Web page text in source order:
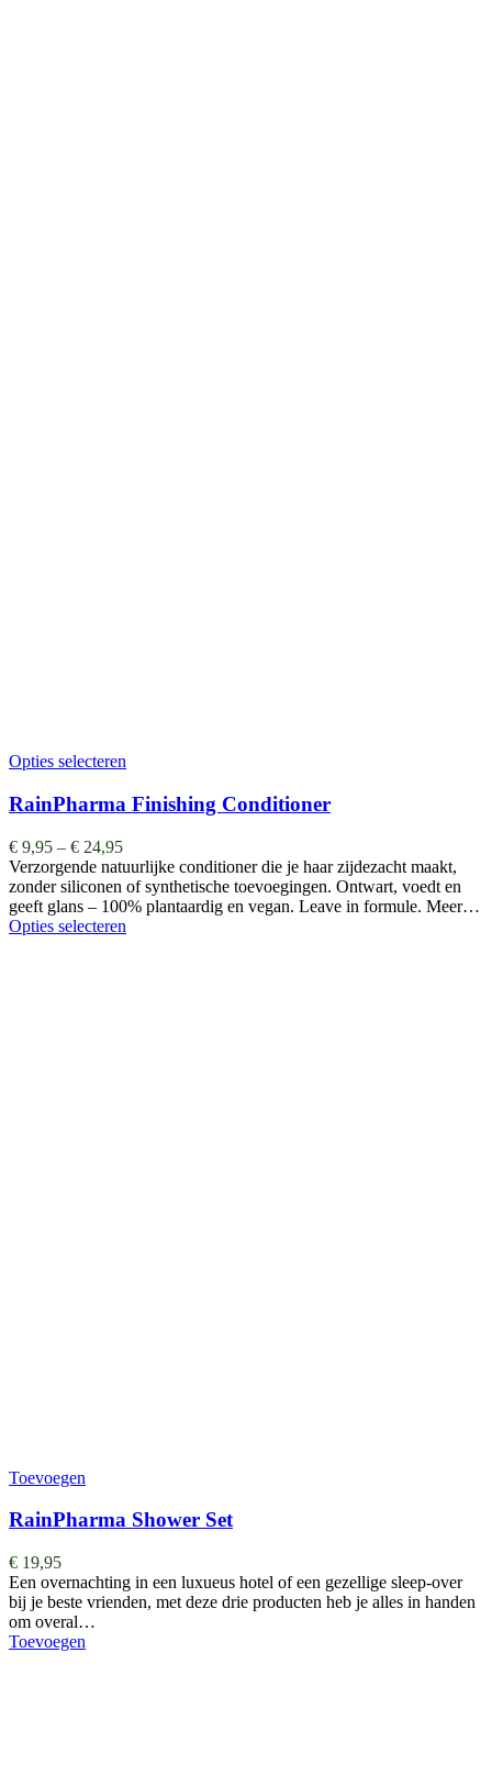
Opties selecteren
RainPharma Finishing Conditioner
€ 9,95 – € 24,95
Verzorgende natuurlijke conditioner die je haar zijdezacht maakt,
zonder siliconen of synthetische toevoegingen. Ontwart, voedt en
geeft glans – 100% plantaardig en vegan. Leave in formule. Meer…
Opties selecteren
Toevoegen
RainPharma Shower Set
€ 19,95
Een overnachting in een luxueus hotel of een gezellige sleep-over
bij je beste vrienden, met deze drie producten heb je alles in handen
om overal…
Toevoegen